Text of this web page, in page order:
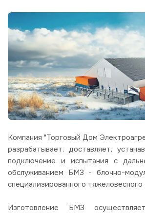
Компания "Торговый Дом
разрабатывает, доставляет,
подключение и испытания с
обслуживанием БМЗ - блочно-
специализированного
Изготовление БМЗ